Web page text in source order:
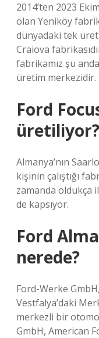
2014’ten 2023
olan Yeniköy
dünyadaki tek
Craiova
fabrikamız şu
üretim merkezidir.
Ford
üretiliyor?
Almanya’nın
kişinin çalıştığı
zamanda oldukça
de kapsıyor.
Ford
nerede?
Ford-Werke
Vestfalya’daki
merkezli bir
GmbH, American